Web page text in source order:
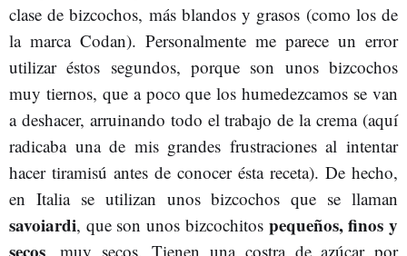
clase de bizcochos, más blandos y grasos (como los de
la marca Codan). Personalmente me parece un error
utilizar éstos segundos, porque son unos bizcochos
muy tiernos, que a poco que los humedezcamos se van
a deshacer, arruinando todo el trabajo de la crema (aquí
radicaba una de mis grandes frustraciones al intentar
hacer tiramisú antes de conocer ésta receta). De hecho,
en Italia se utilizan unos bizcochos que se llaman
savoiardi, que son unos bizcochitos pequeños, finos y
secos, muy secos. Tienen una costra de azúcar por